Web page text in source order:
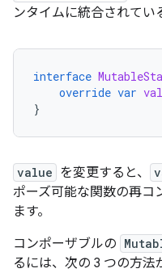
ンタイムに統合されてい
interface
override var
}
value を変更すると、
ポーズ可能な関数の再コ
ます。
コンポーザブルの
るには、次の 3 つの方法